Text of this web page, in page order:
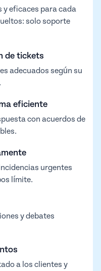
eficaces para cada
solo soporte
de tickets
adecuados según su
eficiente
con acuerdos de
urgentes
límite.
y debates
a los clientes y